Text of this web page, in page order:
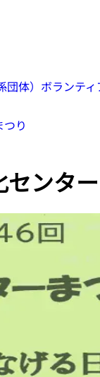
体） ボランテ
り
ンタ